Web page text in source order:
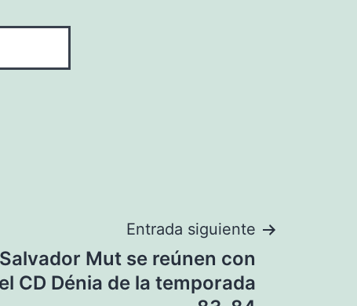
Entrada siguiente
Mut se reúnen con
CD Dénia de la temporada